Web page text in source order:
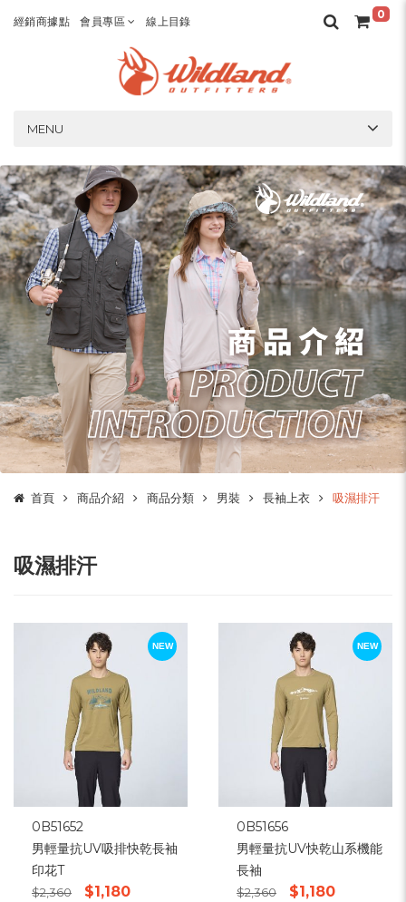
經銷商據點 會員專區 線上目錄
0
MENU
首頁 商品介紹 商品分類 男裝 長袖上衣 吸濕排汗
吸濕排汗
NEW
0B51652
男輕量抗UV吸排快乾長袖
印花T
$2,360 $1,180
NEW
0B51656
男輕量抗UV快乾山系機能
長袖
$2,360 $1,180